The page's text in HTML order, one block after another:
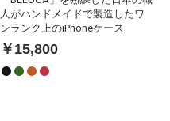
人がハンドメイドで製造したワ
ンランク上のiPhoneケース
￥15,800